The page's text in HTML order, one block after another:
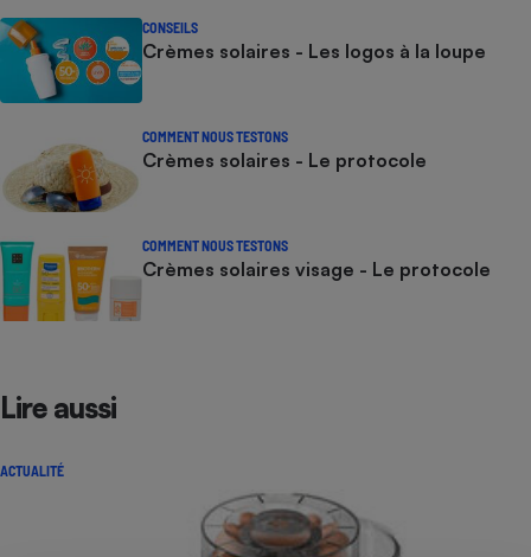
CONSEILS
Crèmes solaires - Les logos à la loupe
COMMENT NOUS TESTONS
Crèmes solaires - Le protocole
COMMENT NOUS TESTONS
Crèmes solaires visage - Le protocole
Lire aussi
ACTUALITÉ